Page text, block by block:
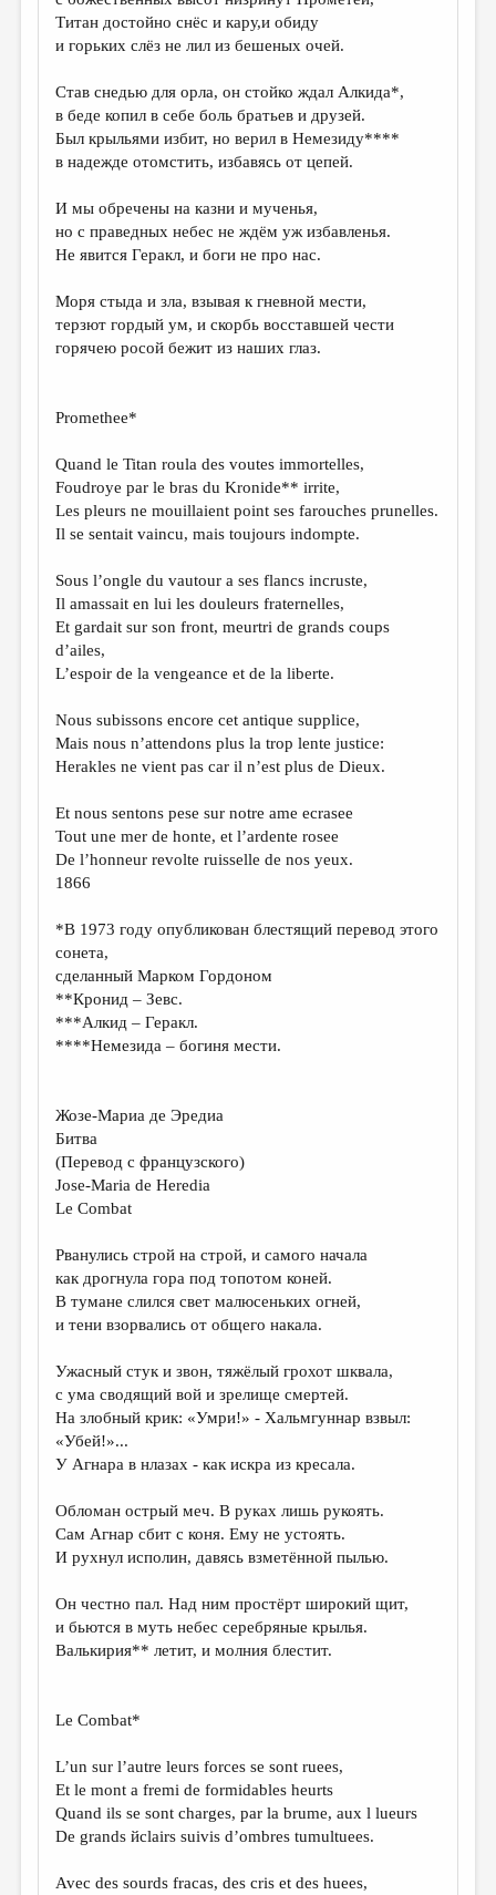
Титан достойно снёс и кару,и обиду
и горьких слёз не лил из бешеных очей.
Став снедью для орла, он стойко ждал Алкида*,
в беде копил в себе боль братьев и друзей.
Был крыльями избит, но верил в Немезиду****
в надежде отомстить, избавясь от цепей.
И мы обречены на казни и мученья,
но с праведных небес не ждём уж избавленья.
Не явится Геракл, и боги не про нас.
Моря стыда и зла, взывая к гневной мести,
терзют гордый ум, и скорбь восставшей чести
горячею росой бежит из наших глаз.
Promethee*
Quand le Titan roula des voutes immortelles,
Foudroye par le bras du Kronide** irrite,
Les pleurs ne mouillaient point ses farouches prunelles.
Il se sentait vaincu, mais toujours indompte.
Sous l’ongle du vautour a ses flancs incruste,
Il amassait en lui les douleurs fraternelles,
Et gardait sur son front, meurtri de grands coups
d’ailes,
L’espoir de la vengeance et de la liberte.
Nous subissons encore cet antique supplice,
Mais nous n’attendons plus la trop lente justice:
Herakles ne vient pas cаr il n’est plus de Dieux.
Et nous sentons pesе sur notre ame ecrasee
Tout une mer de honte, et l’ardente rosee
De l’honneur revolte ruisselle de nos yeux.
1866
*В 1973 году опубликован блестящий перевод этого
сонета,
сделанный Марком Гордоном
**Кронид – Зевс.
***Алкид – Геракл.
****Немезида – богиня мести.
Жозе-Мариа де Эредиа
Битва
(Перевод с французского)
Jose-Maria de Heredia
Le Combat
Рванулись строй на строй, и самого начала
как дрогнула гора под топотом коней.
В тумане слился свет малюсеньких огней,
и тени взорвались от общего накала.
Ужасный стук и звон, тяжёлый грохот шквала,
с ума сводящий вой и зрелище смертей.
На злобный крик: «Умри!» - Хальмгуннар взвыл:
«Убей!»...
У Агнара в нлазах - как искра из кресала.
Обломан острый меч. В руках лишь рукоять.
Сам Агнар сбит с коня. Ему не устоять.
И рухнул исполин, давясь взметённой пылью.
Он честно пал. Над ним простёрт широкий щит,
и бьются в муть небес серебряные крылья.
Валькирия** летит, и молния блестит.
Le Combat*
L’un sur l’autre leurs forces se sont ruees,
Et le mont a fremi de formidables heurts
Quand ils se sont charges, par la brume, aux l lueurs
De grands йclairs suivis d’ombres tumultuees.
Avec des sourds fracas, des cris et des huees,